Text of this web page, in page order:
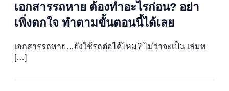
เอกสารรถหาย ต้องทำอะไรก่อน? อย่า
เพิ่งตกใจ ทำตามขั้นตอนนี้ได้เลย
เอกสารรถหาย…ยังใช้รถต่อได้ไหม? ไม่ว่าจะเป็น เล่มท
[…]